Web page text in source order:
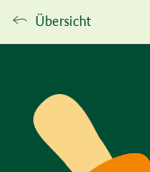
Übersicht